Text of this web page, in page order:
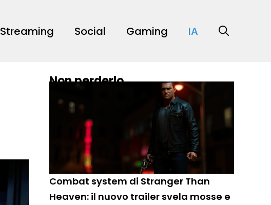
Streaming Social Gaming IA
Non perderlo
Combat system di Stranger Than
Heaven: il nuovo trailer svela mosse e